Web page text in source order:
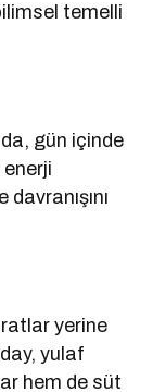
temelli
gün içinde
yerine
yulaf
hem de süt